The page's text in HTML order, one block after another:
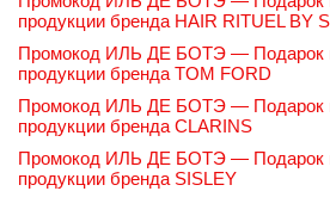
продукции бренда HAIR RITUEL BY
Промокод ИЛЬ ДЕ БОТЭ — Подарок
продукции бренда TOM FORD
Промокод ИЛЬ ДЕ БОТЭ — Подарок
продукции бренда CLARINS
Промокод ИЛЬ ДЕ БОТЭ — Подарок
продукции бренда SISLEY